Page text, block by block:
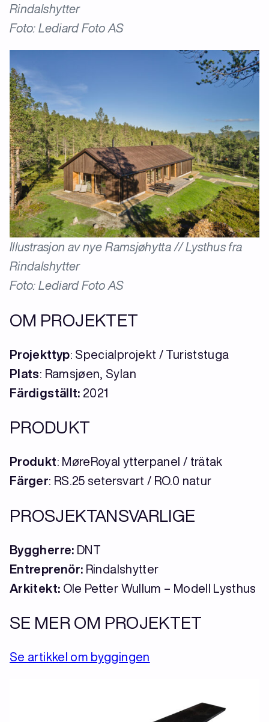
Rindalshytter
Foto: Lediard Foto AS
Illustrasjon av nye Ramsjøhytta // Lysthus fra
Rindalshytter
Foto: Lediard Foto AS
OM PROJEKTET
Projekttyp: Specialprojekt / Turiststuga
Plats: Ramsjøen, Sylan
Färdigställt: 2021
PRODUKT
Produkt: MøreRoyal ytterpanel / trätak
Färger: RS.25 setersvart / RO.0 natur
PROSJEKTANSVARLIGE
Byggherre: DNT
Entreprenör: Rindalshytter
Arkitekt: Ole Petter Wullum – Modell Lysthus
SE MER OM PROJEKTET
Se artikkel om byggingen